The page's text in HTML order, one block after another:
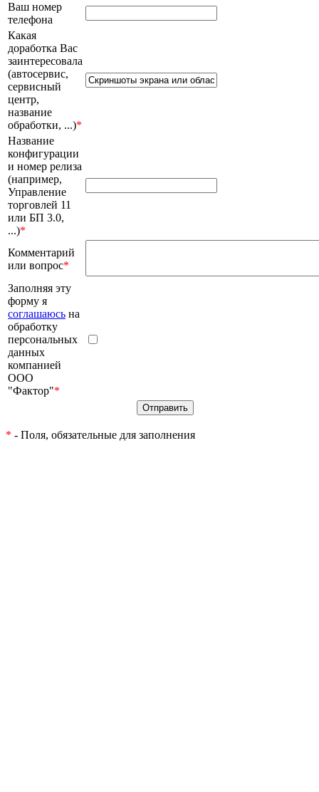
Ваш номер
телефона
Какая
доработка Вас
заинтересовала
(автосервис,
сервисный
центр,
название
обработки, ...)*
Название
конфигурации
и номер релиза
(например,
Управление
торговлей 11
или БП 3.0,
...)*
Комментарий
или вопрос*
Заполняя эту
форму я
соглашаюсь на
обработку
персональных
данных
компанией
ООО
"Фактор"*
* - Поля, обязательные для заполнения